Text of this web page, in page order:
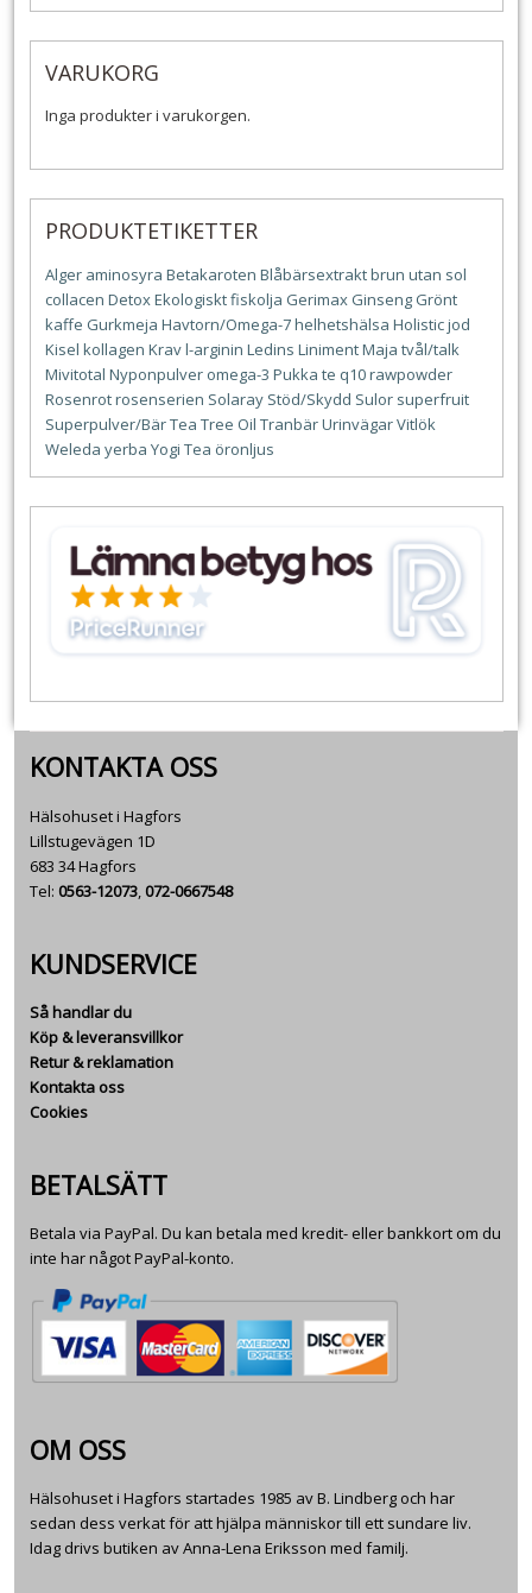
VARUKORG
Inga produkter i varukorgen.
PRODUKTETIKETTER
Alger aminosyra Betakaroten Blåbärsextraktbrun utan sol
collacen DetoxEkologisktfiskolja Gerimax Ginseng Grönt
kaffe Gurkmeja Havtorn/Omega-7helhetshälsa Holisticjod
Kisel kollagen Kravl-arginin Ledins LinimentMaja tvål/talk
Mivitotal Nyponpulver omega-3 Pukka te q10rawpowder
Rosenrotrosenserien Solaray Stöd/Skydd Sulor superfruit
Superpulver/BärTea Tree Oil TranbärUrinvägarVitlök
Weleda yerba Yogi Tea öronljus
KONTAKTA OSS
Hälsohuset i Hagfors
Lillstugevägen 1D
683 34 Hagfors
Tel: 0563-12073,072-0667548
KUNDSERVICE
Så handlar du
Köp & leveransvillkor
Retur & reklamation
Kontakta oss
Cookies
BETALSÄTT
Betala via PayPal. Du kan betala med kredit- eller bankkort om du
inte har något PayPal-konto.
OM OSS
Hälsohuset i Hagfors startades 1985 av B. Lindberg och har
sedan dess verkat för att hjälpa människor till ett sundare liv.
Idag drivs butiken av Anna-Lena Eriksson med familj.